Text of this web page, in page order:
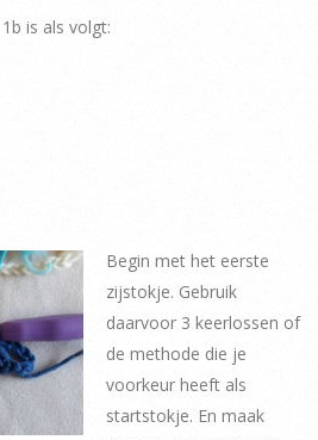
is als volgt:
Begin met het eerste
zijstokje. Gebruik
daarvoor 3 keerlossen of
de methode die je
voorkeur heeft als
startstokje. En maak